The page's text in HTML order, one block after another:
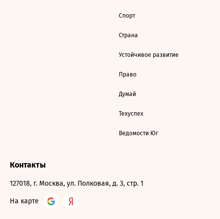
Спорт
Страна
Устойчивое развитие
Право
Думай
Техуспех
Ведомости Юг
Контакты
127018, г. Москва, ул. Полковая, д. 3, стр. 1
На карте